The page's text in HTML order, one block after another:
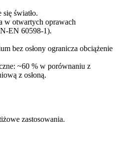
światło.
w otwartych oprawach
EN 60598-1).
bez osłony ogranicza obciążenie
~60 % w porównaniu z
z osłoną.
zastosowania.